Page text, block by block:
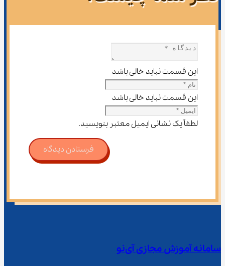
این قسمت نباید خالی باشد
این قسمت نباید خالی باشد
لطفاً یک نشانی ایمیل معتبر بنویسید.
فرستادن دیدگاه
سامانه آموزش مجازی آی‌نو